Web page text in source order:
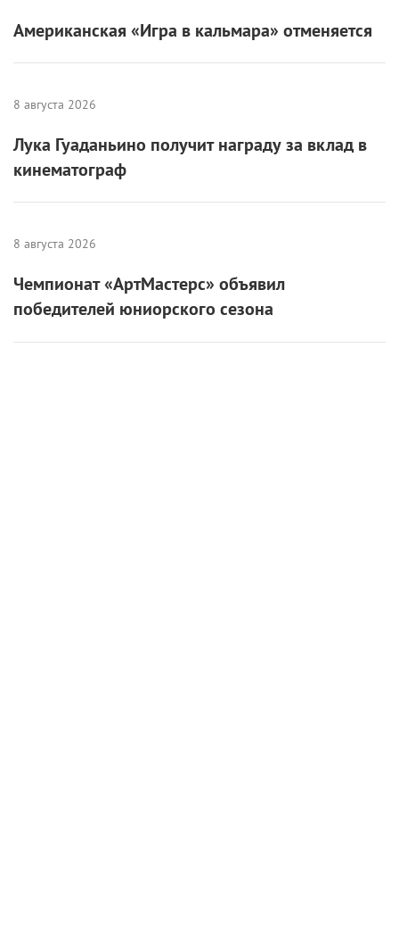
Американская «Игра в кальмара» отменяется
8 августа 2026
Лука Гуаданьино получит награду за вклад в
кинематограф
8 августа 2026
Чемпионат «АртМастерс» объявил
победителей юниорского сезона